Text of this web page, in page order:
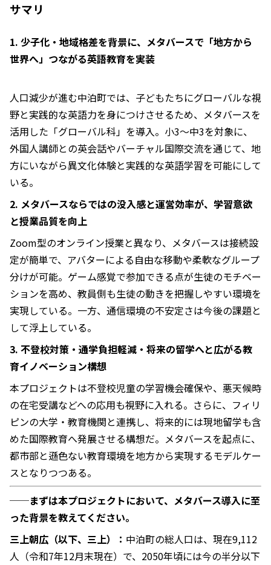
サマリ
1. 少子化・地域格差を背景に、メタバースで「地方から
世界へ」つながる英語教育を実装
人口減少が進む中泊町では、子どもたちにグローバルな視
野と実践的な英語力を身につけさせるため、メタバースを
活用した「グローバル科」を導入。小3〜中3を対象に、
外国人講師との英会話やバーチャル国際交流を通じて、地
方にいながら異文化体験と実践的な英語学習を可能にして
いる。
2. メタバースならではの没入感と運営効率が、学習意欲
と授業品質を向上
Zoom型のオンライン授業と異なり、メタバースは接続設
定が簡単で、アバターによる自由な移動や柔軟なグループ
分けが可能。ゲーム感覚で参加できる点が生徒のモチベー
ションを高め、教員側も生徒の動きを把握しやすい環境を
実現している。一方、通信環境の不安定さは今後の課題と
して浮上している。
3. 不登校対策・通学負担軽減・将来の留学へと広がる教
育イノベーション構想
本プロジェクトは不登校児童の学習機会確保や、悪天候時
の在宅受講などへの応用も視野に入れる。さらに、フィリ
ピンの大学・教育機関と連携し、将来的には現地留学も含
めた国際教育へ発展させる構想だ。メタバースを起点に、
都市部と遜色ない教育環境を地方から実現するモデルケー
スとなりつつある。
──まずは本プロジェクトにおいて、メタバース導入に至
った背景を教えてください。
三上朝広（以下、三上）： 中泊町の総人口は、現在9,112
人（令和7年12月末現在）で、2050年頃には今の半分以下